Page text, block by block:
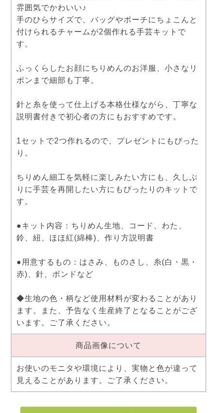
雰囲気でかわいい♪
手のひらサイズで、バッグやポーチにちょこんと
付けられるチャームが2個作れる手芸キットで
す。
ふっくらしたお顔にちりめんのお洋服、小さなリ
ボンまで細部も丁寧。
針と糸を使って仕上げる本格仕様ながら、丁寧な
説明書付きで初心者の方にもおすすめです。
1セットで2つ作れるので、プレゼントにもぴった
り。
ちりめん細工を気軽に楽しみたい方にも、久しぶ
りに手芸を再開したい方にもぴったりのキットで
す。
●キット内容：ちりめん生地、コード、わた、
鈴、紐、ほほ紅(綿棒)、作り方説明書
●用意するもの：はさみ、ものさし、糸(白・黒・
赤)、針、ボンドなど
◆生地の色・柄など使用材料が変わることがあり
ます。また、予告なく生産終了となることがござ
います。ご了承ください。
商品画像について
お使いのモニタや環境により、実物と色が違って
見えることがあります。ご了承ください。